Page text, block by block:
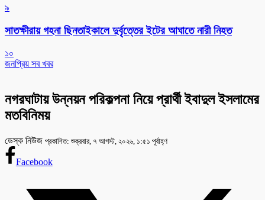
৯
সাতক্ষীরায় গহনা ছিনতাইকালে দুর্বৃত্তের ইটের আঘাতে নারী নিহত
১০
জনপ্রিয় সব খবর
নগরঘাটায় উন্নয়ন পরিকল্পনা নিয়ে প্রার্থী ইবাদুল ইসলামের
মতবিনিময়
ডেস্ক নিউজ প্রকাশিত: শুক্রবার, ৭ আগস্ট, ২০২৬, ১:৫১ পূর্বাহ্ণ
Facebook